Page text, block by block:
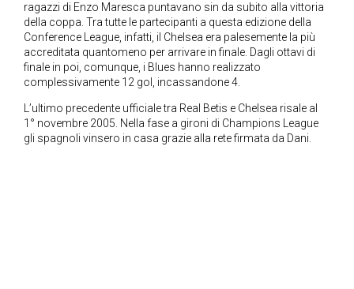
ragazzi di Enzo Maresca puntavano sin da subito alla vittoria
della coppa. Tra tutte le partecipanti a questa edizione della
Conference League, infatti, il Chelsea era palesemente la più
accreditata quantomeno per arrivare in finale. Dagli ottavi di
finale in poi, comunque, i Blues hanno realizzato
complessivamente 12 gol, incassandone 4.
L’ultimo precedente ufficiale tra Real Betis e Chelsea risale al
1° novembre 2005. Nella fase a gironi di Champions League
gli spagnoli vinsero in casa grazie alla rete firmata da Dani.